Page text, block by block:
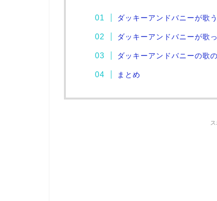
ダッキーアンドバニーが歌
ダッキーアンドバニーが歌
ダッキーアンドバニーの歌
まとめ